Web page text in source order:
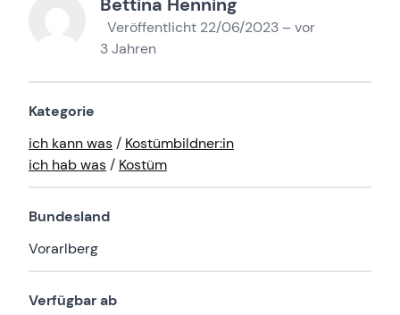
Bettina Henning
Veröffentlicht 22/06/2023 – vor
3 Jahren
Kategorie
ich kann was/ Kostümbildner:in
ich hab was/ Kostüm
Bundesland
Vorarlberg
Verfügbar ab